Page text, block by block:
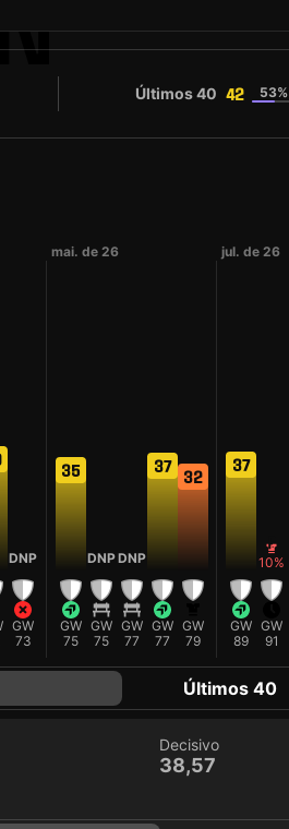
Últimos 40 42 53%
DNP
GW
73
mai. de 26
35
GW
75
DNP
GW
75
DNP
GW
77
37
GW
77
32
GW
79
jul. de 26
37
GW
89
F
10%
GW
91
Últimos 40
Decisivo
38,57